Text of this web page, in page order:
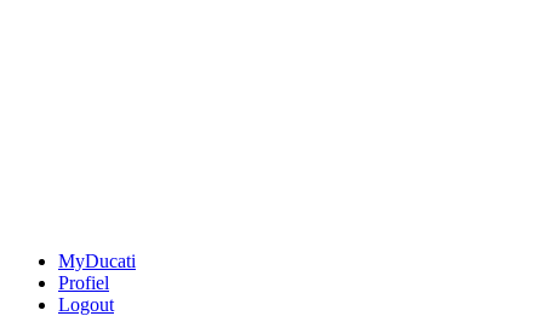
MyDucati
Profiel
Logout